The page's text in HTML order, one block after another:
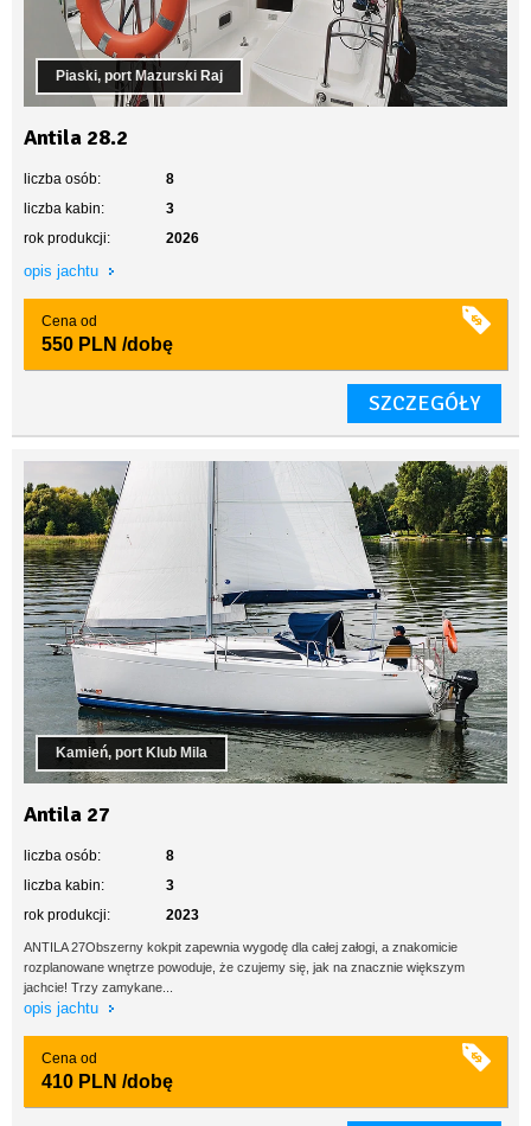
Piaski, port Mazurski Raj
Antila 28.2
liczba osób:
8
liczba kabin:
3
rok produkcji:
2026
opis jachtu
Cena od
550 PLN /dobę
SZCZEGÓŁY
Kamień, port Klub Mila
Antila 27
liczba osób:
8
liczba kabin:
3
rok produkcji:
2023
ANTILA 27Obszerny kokpit zapewnia wygodę dla całej załogi, a znakomicie
rozplanowane wnętrze powoduje, że czujemy się, jak na znacznie większym
jachcie! Trzy zamykane...
opis jachtu
Cena od
410 PLN /dobę